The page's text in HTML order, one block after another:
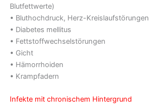
Blutfettwerte)
• Bluthochdruck, Herz-Kreislaufstörungen
• Diabetes mellitus
• Fettstoffwechselstörungen
• Gicht
• Hämorrhoiden
• Krampfadern
Infekte mit chronischem Hintergrund